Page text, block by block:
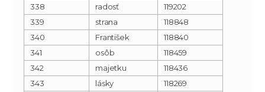
338
radosť
119202
339
strana
118848
340
František
118840
341
osôb
118459
342
majetku
118436
343
lásky
118269